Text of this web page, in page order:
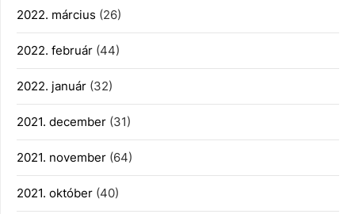
2022. március (26)
2022. február (44)
2022. január (32)
2021. december (31)
2021. november (64)
2021. október (40)